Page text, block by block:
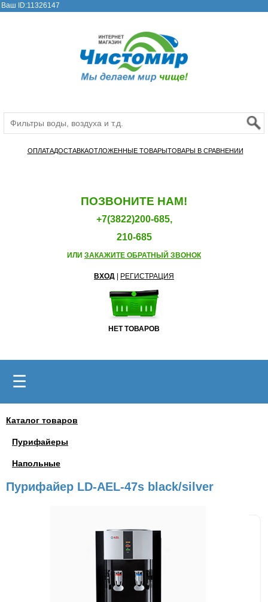
Ваш ID:11326147
ОПЛАТАДОСТАВКАОТЛОЖЕННЫЕ ТОВАРЫТОВАРЫ В СРАВНЕНИИ
ПОЗВОНИТЕ НАМ!
+7(3822)200-685,
210-685
ИЛИ ЗАКАЖИТЕ ОБРАТНЫЙ ЗВОНОК
ВХОД РЕГИСТРАЦИЯ
НЕТ ТОВАРОВ
☰
Каталог товаров
Пурифайеры
Напольные
Пурифайер LD-AEL-47s black/silver